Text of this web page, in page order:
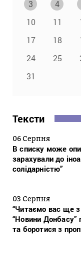
3 4
10
11
17
18
24
25
31
Тексти
06 Серпня
В списку може
зарахували до
солідарністю”
03 Серпня
“Читаємо вас ще з
“Новини
та боротися з